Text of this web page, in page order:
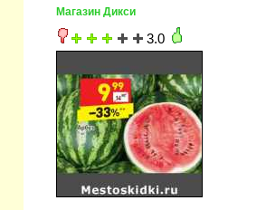
Магазин Дикси
3.0